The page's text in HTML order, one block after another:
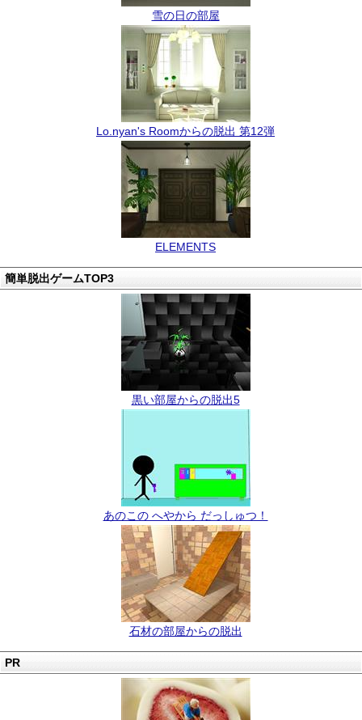
雪の日の部屋
Lo.nyan's Roomからの脱出 第12弾
ELEMENTS
簡単脱出ゲームTOP3
黒い部屋からの脱出5
あのこの へやから だっしゅつ！
石材の部屋からの脱出
PR